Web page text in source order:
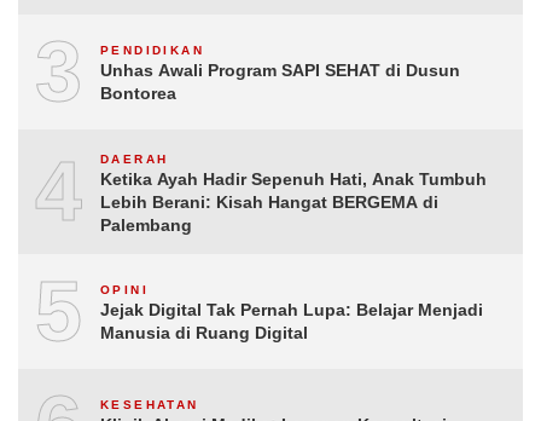
3 PENDIDIKAN
Unhas Awali Program SAPI SEHAT di Dusun
Bontorea
4 DAERAH
Ketika Ayah Hadir Sepenuh Hati, Anak Tumbuh
Lebih Berani: Kisah Hangat BERGEMA di
Palembang
5 OPINI
Jejak Digital Tak Pernah Lupa: Belajar Menjadi
Manusia di Ruang Digital
KESEHATAN